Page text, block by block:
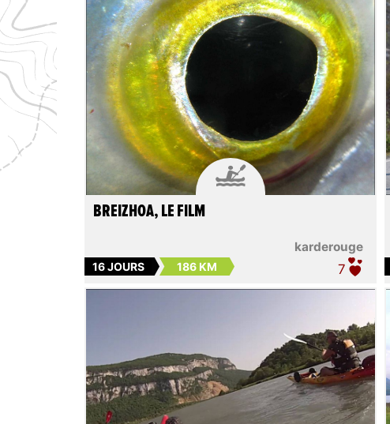

karderouge
BREIZHOA, LE FILM
16 JOURS 186 KM 7